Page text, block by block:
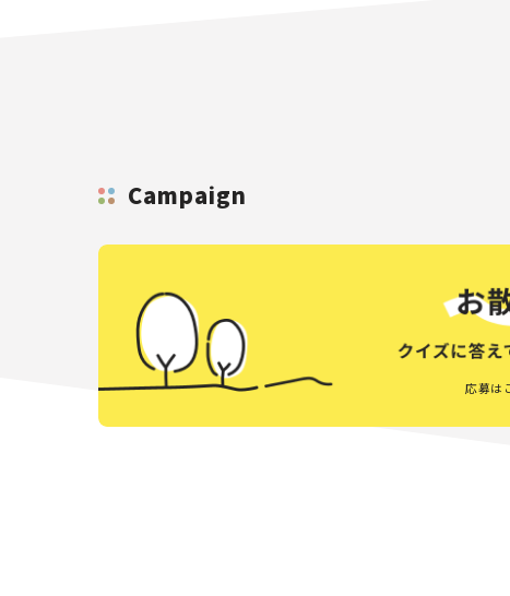
Campaign
応募は